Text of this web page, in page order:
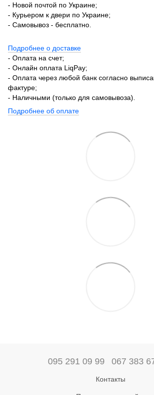
- Новой почтой по Украине;
- Курьером к двери по Украине;
- Самовывоз - бесплатно.
Подробнее о доставке
- Оплата на счет;
- Онлайн оплата LiqPay;
- Оплата через любой банк согласно
фактуре;
- Наличными (только для самовывоза).
Подробнее об оплате
095 291 09 99 067 383
Контакты